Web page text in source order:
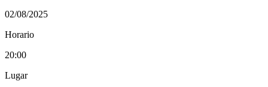
02/08/2025
Horario
20:00
Lugar